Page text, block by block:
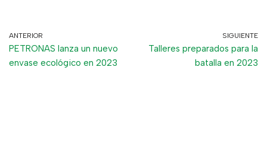
e
b
A n
ANTERIOR
PETRONAS lanza un nuevo
envase ecológico en 2023
SIGUIENTE
Talleres preparados para la
batalla en 2023